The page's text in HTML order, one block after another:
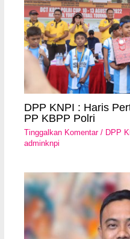
DPP KNPI : Haris
PP KBPP Polri
Tinggalkan Komentar / DPP
adminknpi